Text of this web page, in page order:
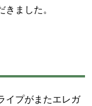
ました。
イプがまたエレガ